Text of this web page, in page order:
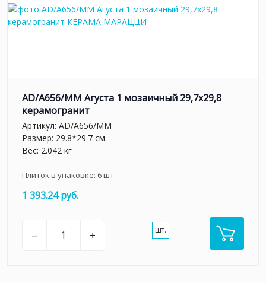
AD/A656/MM Агуста 1 мозаичный 29,7х29,8
керамогранит
Артикул: AD/A656/MM
Размер: 29.8*29.7 см
Вес: 2.042 кг
Плиток в упаковке: 6шт
1 393.24 руб.
– + шт.